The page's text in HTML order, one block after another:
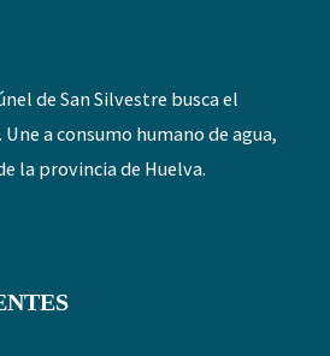
de San Silvestre busca el
a consumo humano de agua,
la provincia de Huelva.